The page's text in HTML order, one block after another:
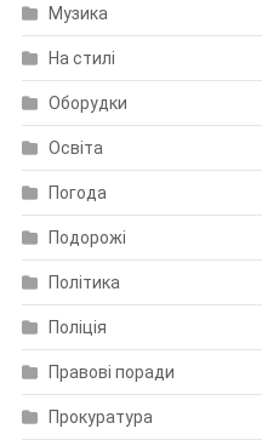
Музика
На стилі
Оборудки
Освіта
Погода
Подорожі
Політика
Поліція
Правові поради
Прокуратура